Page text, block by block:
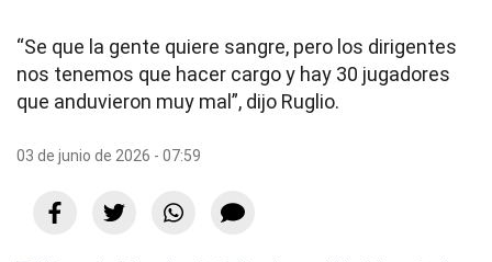
“Se que la gente quiere sangre, pero los dirigentes
nos tenemos que hacer cargo y hay 30 jugadores
que anduvieron muy mal”, dijo Ruglio.
03 de junio de 2026 - 07:59